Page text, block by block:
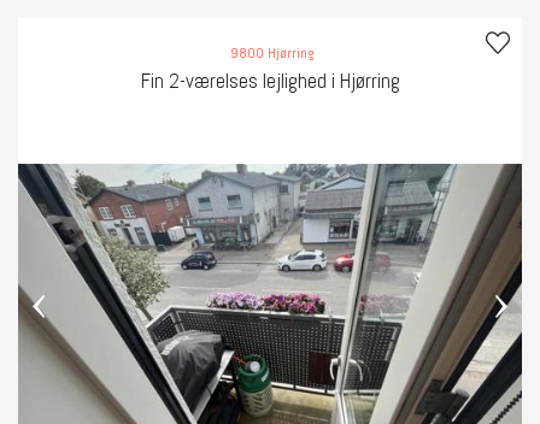
9800 Hjørring
Fin 2-værelses lejlighed i Hjørring
‹ ›